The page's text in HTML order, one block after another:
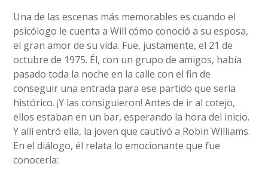
Una de las escenas más memorables es cuando el
psicólogo le cuenta a Will cómo conoció a su esposa,
el gran amor de su vida. Fue, justamente, el 21 de
octubre de 1975. Él, con un grupo de amigos, había
pasado toda la noche en la calle con el fin de
conseguir una entrada para ese partido que sería
histórico. ¡Y las consiguieron! Antes de ir al cotejo,
ellos estaban en un bar, esperando la hora del inicio.
Y allí entró ella, la joven que cautivó a Robin Williams.
En el diálogo, él relata lo emocionante que fue
conocerla: